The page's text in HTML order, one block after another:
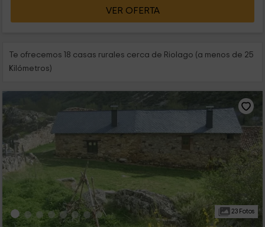
VER OFERTA
Te ofrecemos 18 casas rurales cerca de Riolago (a menos de 25
Kilómetros)
23 Fotos